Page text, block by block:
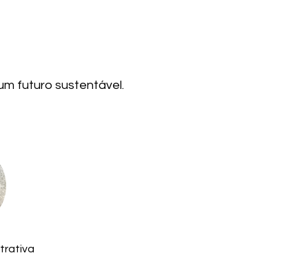
futuro sustentável.